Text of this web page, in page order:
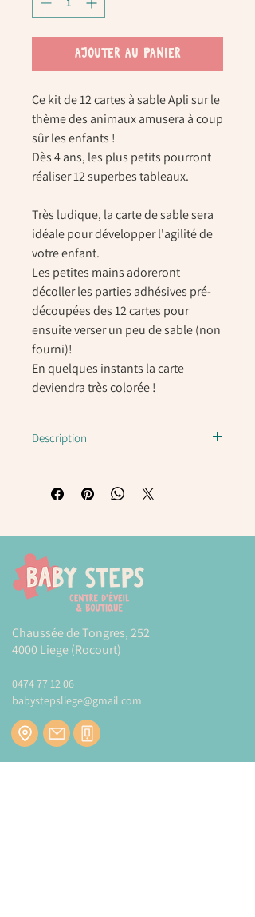
AJOUTER AU PANIER
Ce kit de 12 cartes à sable Apli sur le
thème des animaux amusera à coup
sûr les enfants !
Dès 4 ans, les plus petits pourront
réaliser 12 superbes tableaux.
Très ludique, la carte de sable sera
idéale pour développer l'agilité de
votre enfant.
Les petites mains adoreront
décoller les parties adhésives pré-
découpées des 12 cartes pour
ensuite verser un peu de sable (non
fourni)!
En quelques instants la carte
deviendra très colorée !
Description
préimprimés ne requièrent pas d’adhésif
supplémentaire et les pots de sable
plus de précision.
Le coloriage avec du sable est très
didactique : il stimule la psychomotricité
fine et développe la créativité, l’adresse
De plus, il favorise l’enrichissement
personnel grâce à la réalisation d’un
Modes et tarifs de livraison :
Chaussée de Tongres, 252
4000 Liege (Rocourt)
0474 77 12 06
babystepsliege@gmail.com